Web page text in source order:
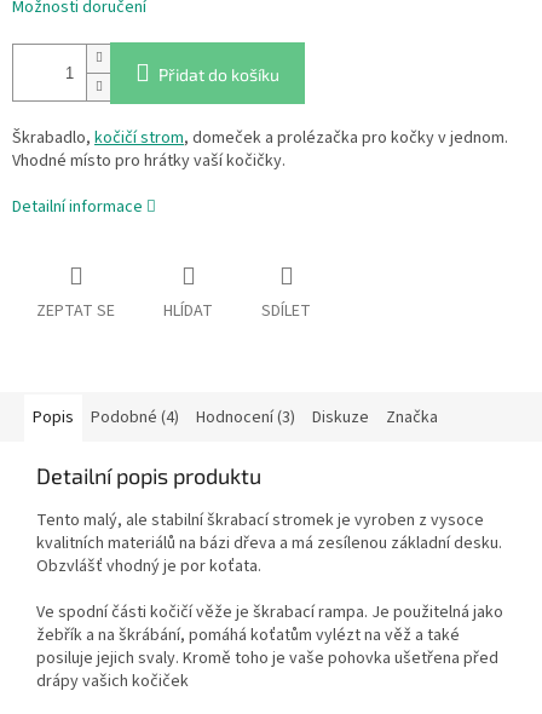
Možnosti doručení
Přidat do košíku
Škrabadlo, kočičí strom, domeček a prolézačka pro kočky v jednom.
Vhodné místo pro hrátky vaší kočičky.
Detailní informace
ZEPTAT SE HLÍDAT SDÍLET
Popis Podobné (4) Hodnocení (3) Diskuze Značka
Detailní popis produktu
Tento malý, ale stabilní škrabací stromek je vyroben z vysoce
kvalitních materiálů na bázi dřeva a má zesílenou základní desku.
Obzvlášť vhodný je por koťata.
Ve spodní části kočičí věže je škrabací rampa. Je použitelná jako
žebřík a na škrábání, pomáhá koťatům vylézt na věž a také
posiluje jejich svaly. Kromě toho je vaše pohovka ušetřena před
drápy vašich kočiček